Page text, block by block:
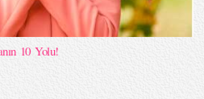
10 Yolu!